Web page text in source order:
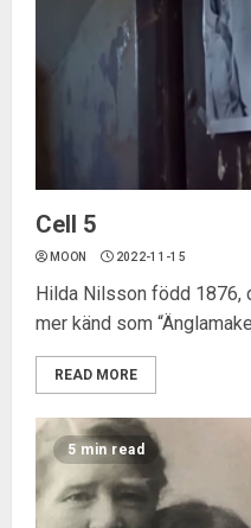
Cell 5
MOON 2022-11-15
Hilda Nilsson född 1876,
mer känd som
READ MORE
5 min read